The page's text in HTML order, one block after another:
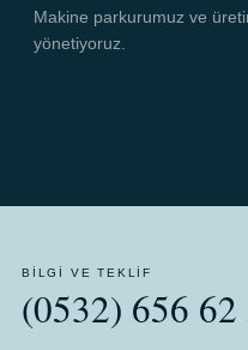
Makine parkurumuz ve
yönetiyoruz.
BILGI VE TEKLIF
(0532) 656 62